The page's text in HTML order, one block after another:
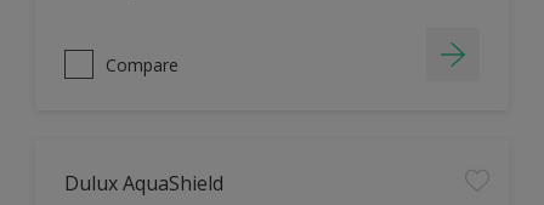
Compare
Dulux AquaShield